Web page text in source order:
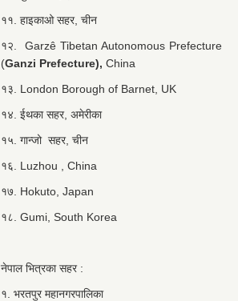
११. हाइकाओ सहर, चीन
१२. Garzê Tibetan Autonomous Prefecture
(Ganzi Prefecture), China
१३. London Borough of Barnet, UK
१४. ईथका सहर, अमेरीका
१५. गान्जो सहर, चीन
१६. Luzhou , China
१७. Hokuto, Japan
१८. Gumi, South Korea
नेपाल भित्रका सहर :
१. भरतपुर महानगरपालिका